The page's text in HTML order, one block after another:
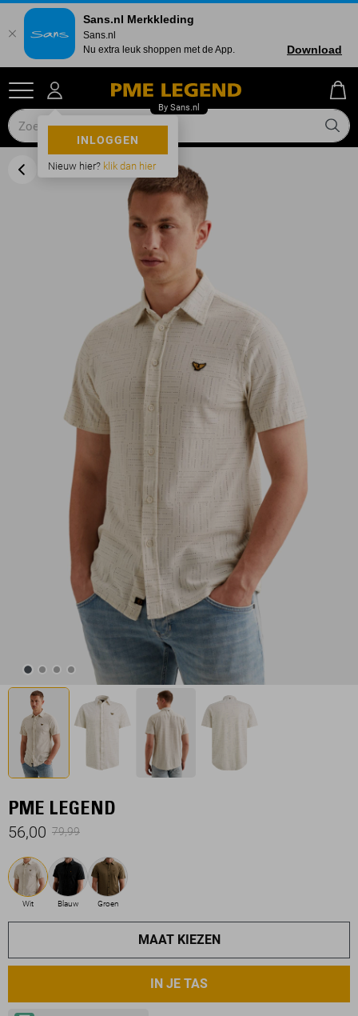
INLOGGEN
Nieuw hier? klik dan hier
PME LEGEND
56,00 79,99
Wit Blauw Groen
MAAT KIEZEN
IN JE TAS
Sans.nl Merkkleding
Sans.nl
Nu extra leuk shoppen met de App.
Download